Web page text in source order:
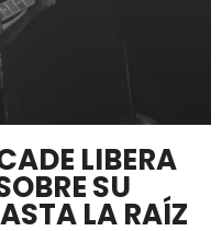
LIBERA
SU
LA RAÍZ